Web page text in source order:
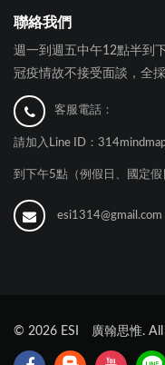
聯絡我們
週一到週五中午12點半到
冠疫情故不接受面談，全
客服電話：
請加入Line ID：
到下午5點（例假日、國定假
esi1314@gmail.com
© 2026 ESI 廣翰思惟. All